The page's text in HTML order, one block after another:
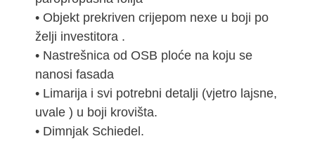
• Objekt prekriven crijepom nexe u boji po
želji investitora .
• Nastrešnica od OSB ploće na koju se
nanosi fasada
• Limarija i svi potrebni detalji (vjetro lajsne,
uvale ) u boji krovišta.
• Dimnjak Schiedel.